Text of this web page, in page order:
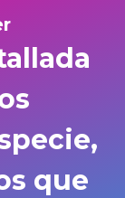
que